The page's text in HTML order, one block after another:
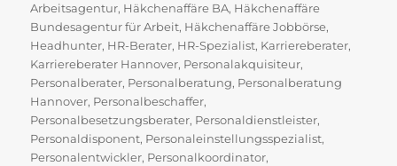
Arbeitsagentur, Häkchenaffäre BA, Häkchenaffäre
Bundesagentur für Arbeit, Häkchenaffäre Jobbörse,
Headhunter, HR-Berater, HR-Spezialist, Karriereberater,
Karriereberater Hannover, Personalakquisiteur,
Personalberater, Personalberatung, Personalberatung
Hannover, Personalbeschaffer,
Personalbesetzungsberater, Personaldienstleister,
Personaldisponent, Personaleinstellungsspezialist,
Personalentwickler, Personalkoordinator,